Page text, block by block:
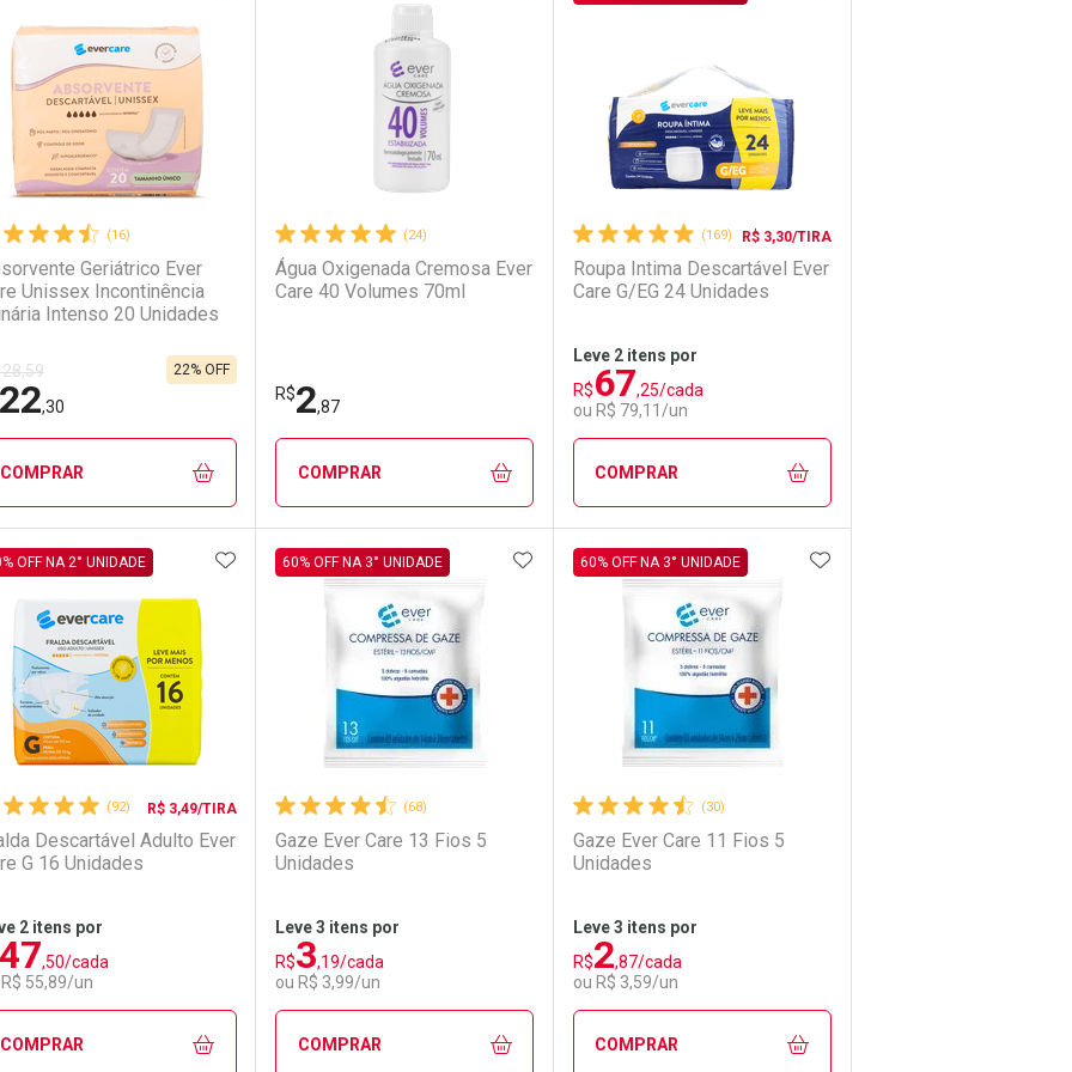
Ativar Desconto
Comprar sem Desconto
Menos
Comprar sem Desconto
Laboratório
Ativar Desconto
Comprar sem Desconto
Por Menos
Comprar sem Desconto
Ativar Desconto
Comprar sem Desconto
Comprar sem Desconto
(16)
Geriátrico Ever
Unissex Incontinência
Intenso 20 Unidades
22,30
22% OFF
COMPRAR
FECHAR
Ativar Desconto
Comprar sem Desconto
FECHAR
Menos
Comprar sem Desconto
(24)
Água Oxigenada Cremosa Ever
Care 40 Volumes 70ml
R$2,87
COMPRAR
FECHAR
Laboratório
Ativar Desconto
Comprar sem Desconto
FECHAR
Por Menos
Comprar sem Desconto
(169) R$ 3,30/TIRA
Roupa Intima Descartável Ever
Care G/EG 24 Unidades
Leve 2 itens por
R$67,25/cada
ou R$ 79,11/un
COMPRAR
FECHAR
Laboratório
Ativar Desconto
Comprar sem Desconto
FECHAR
Por Menos
Comprar 2 unidades
Por R$ 67,25/cada
Comprar sem Desconto
(92) R$ 3,49/TIRA
Descartável Adulto Ever
G 16 Unidades
OFF NA 2° UNIDADE
2 itens por
47,50/cada
55,89/un
ADICIONAR AOS FAVORITOS
COMPRAR
(68)
Gaze Ever Care 13 Fios 5
Unidades
60% OFF NA 3° UNIDADE
Leve 3 itens por
R$3,19/cada
ou R$ 3,99/un
ADICIONAR AOS FAVORITOS
COMPRAR
(30)
Gaze Ever Care 11 Fios 5
Unidades
60% OFF NA 3° UNIDADE
Leve 3 itens por
R$2,87/cada
ou R$ 3,59/un
ADICIONAR AOS
COMPRAR